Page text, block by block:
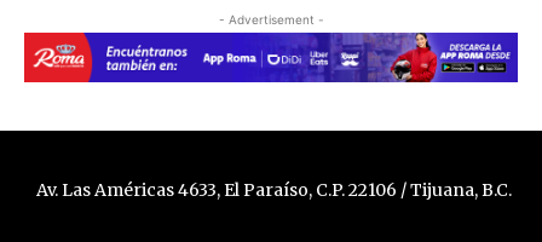
- Advertisement -
Av. Las Américas 4633, El Paraíso, C.P. 22106 / Tijuana, B.C.